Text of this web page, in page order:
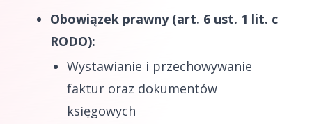
Obowiązek prawny (art. 6 ust. 1 lit. c
RODO):
Wystawianie i przechowywanie
faktur oraz dokumentów
księgowych